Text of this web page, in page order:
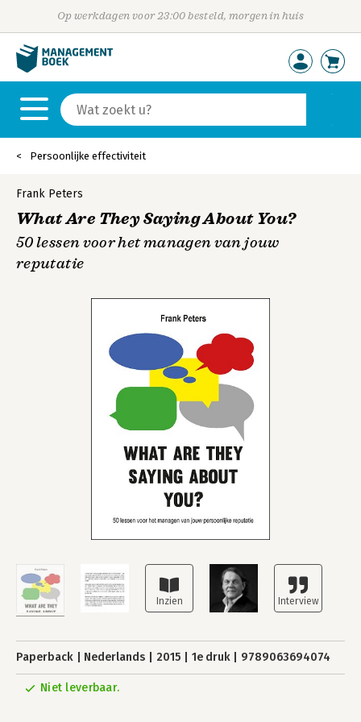
Op werkdagen voor 23:00 besteld, morgen in huis
Persoonlijke effectiviteit
Frank Peters
What Are They Saying About You?
50 lessen voor het managen van jouw
reputatie
Paperback Nederlands 2015 1e druk 9789063694074
Niet leverbaar.